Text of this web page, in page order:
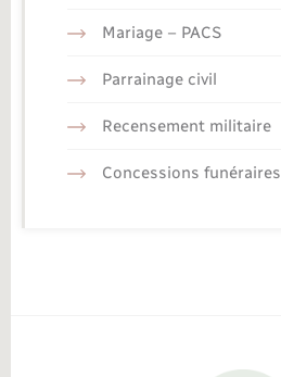
Mariage – PACS
Parrainage civil
Recensement militaire
Concessions funéraires